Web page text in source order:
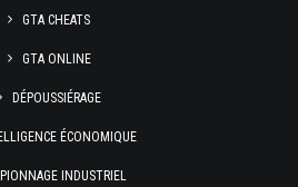
GTA CHEATS
GTA ONLINE
DÉPOUSSIÉRAGE
ÉCONOMIQUE
INDUSTRIEL